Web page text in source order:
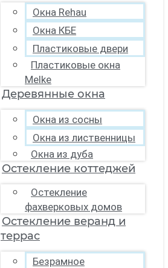
Окна Rehau
Окна КБЕ
Пластиковые двери
Пластиковые окна
Melke
Деревянные окна
Окна из сосны
Окна из лиственницы
Окна из дуба
Остекление коттеджей
Остекление
фахверковых домов
Остекление веранд и
террас
Безрамное